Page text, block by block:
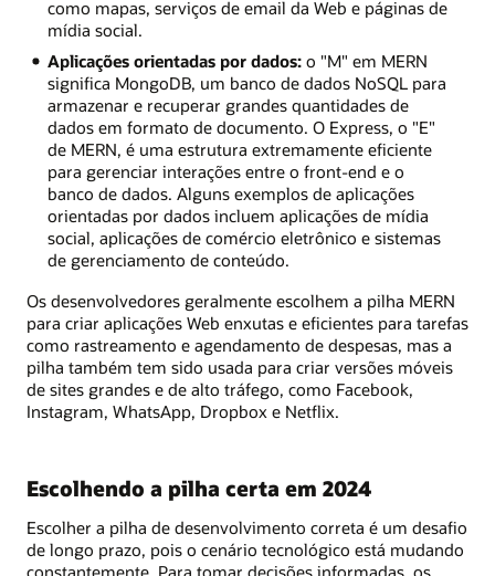
como mapas, serviços de email da Web e páginas de
mídia social.
Aplicações orientadas por dados:o "M" em MERN
significa MongoDB, um banco de dados NoSQL para
armazenar e recuperar grandes quantidades de
dados em formato de documento. O Express, o "E"
de MERN, é uma estrutura extremamente eficiente
para gerenciar interações entre o front-end e o
banco de dados. Alguns exemplos de aplicações
orientadas por dados incluem aplicações de mídia
social, aplicações de comércio eletrônico e sistemas
de gerenciamento de conteúdo.
Os desenvolvedores geralmente escolhem a pilha MERN
para criar aplicações Web enxutas e eficientes para tarefas
como rastreamento e agendamento de despesas, mas a
pilha também tem sido usada para criar versões móveis
de sites grandes e de alto tráfego, como Facebook,
Instagram, WhatsApp, Dropbox e Netflix.
Escolhendo a pilha certa em 2024
Escolher a pilha de desenvolvimento correta é um desafio
de longo prazo, pois o cenário tecnológico está mudando